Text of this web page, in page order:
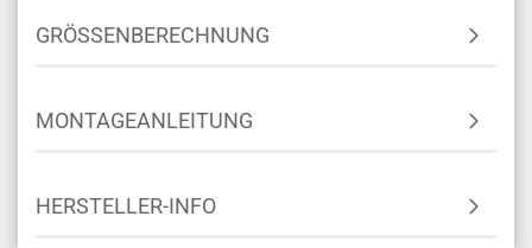
GRÖSSENBERECHNUNG
MONTAGEANLEITUNG
HERSTELLER-INFO